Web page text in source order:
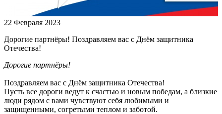
22 Февраля 2023
Дорогие партнёры! Поздравляем вас с Днём защитника
Отечества!
Дорогие партнёры!
Поздравляем вас с Днём защитника Отечества!
Пусть все дороги ведут к счастью и новым победам, а близкие
люди рядом с вами чувствуют себя любимыми и
защищенными, согретыми теплом и заботой.